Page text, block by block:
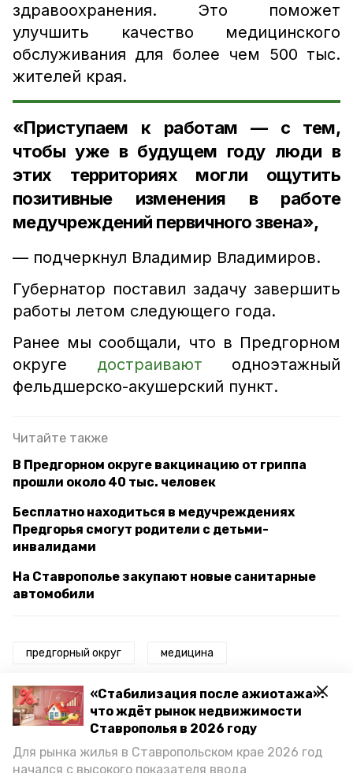
«Стабилизация после ажиотажа»:
что ждёт рынок недвижимости
Ставрополья в 2026 году
Для рынка жилья в Ставропольском крае 2026 год
начался с высокого показателя ввода
здравоохранения. Это поможет
улучшить качество медицинского
обслуживания для более чем 500 тыс.
жителей края.
«Приступаем к работам — с тем,
чтобы уже в будущем году люди в
этих территориях могли ощутить
позитивные изменения в работе
медучреждений первичного звена»,
— подчеркнул Владимир Владимиров.
Губернатор поставил задачу завершить
работы летом следующего года.
Ранее мы сообщали, что в Предгорном
округе достраивают одноэтажный
фельдшерско-акушерский пункт.
Читайте также
В Предгорном округе вакцинацию от гриппа
прошли около 40 тыс. человек
Бесплатно находиться в медучреждениях
Предгорья смогут родители с детьми-
инвалидами
На Ставрополье закупают новые санитарные
автомобили
предгорный округ медицина
модернизация объектов здравоохранения
президентская программа губернатор
губернатор владимир владимиров